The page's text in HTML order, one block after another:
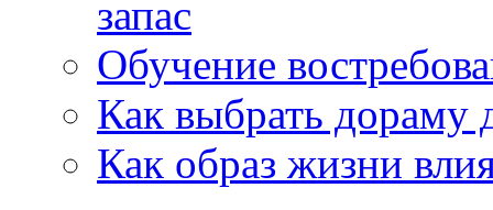
запас
Обучение
Как выбрать дораму
Как образ жизни